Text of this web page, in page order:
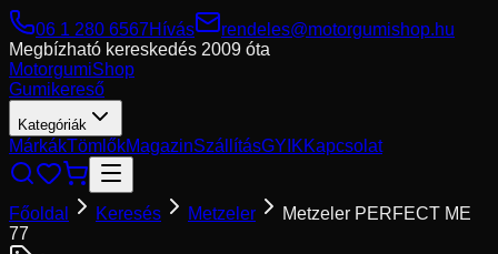
06 1 280 6567Hívás
rendeles@motorgumishop.hu
Megbízható kereskedés 2009 óta
MotorgumiShop
Gumikereső
Kategóriák
MárkákTömlőkMagazinSzállításGYIKKapcsolat
Főoldal Keresés Metzeler
Metzeler PERFECT ME
77